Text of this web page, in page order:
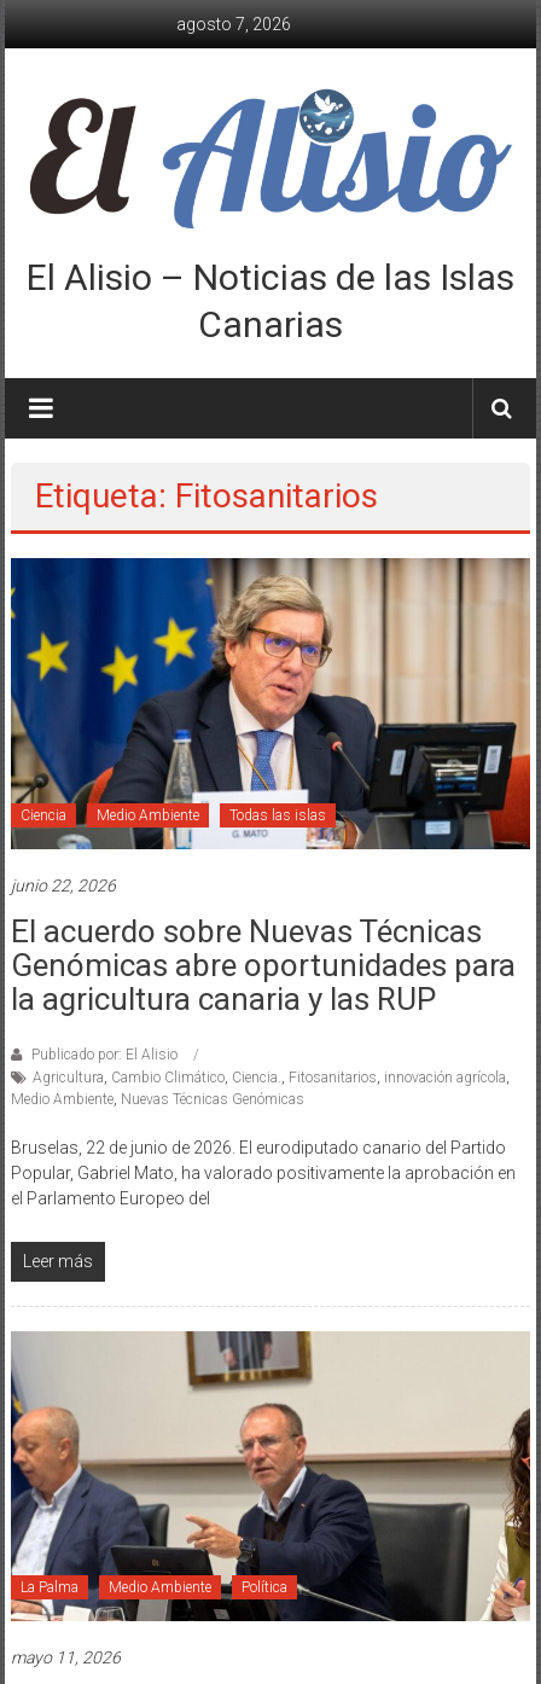
agosto 7, 2026
El Alisio – Noticias de las Islas
Canarias
Etiqueta: Fitosanitarios
Ciencia Medio Ambiente Todas las islas
junio 22, 2026
El acuerdo sobre Nuevas Técnicas
Genómicas abre oportunidades para
la agricultura canaria y las RUP
Publicado por: El Alisio
Agricultura Cambio Climático, Ciencia. Fitosanitarios innovación agrícola
Medio Ambiente, Nuevas Técnicas Genómicas
Bruselas, 22 de junio de 2026. El eurodiputado canario del Partido
Popular, Gabriel Mato, ha valorado positivamente la aprobación en
el Parlamento Europeo del
Leer más
La Palma Medio Ambiente Política
mayo 11, 2026